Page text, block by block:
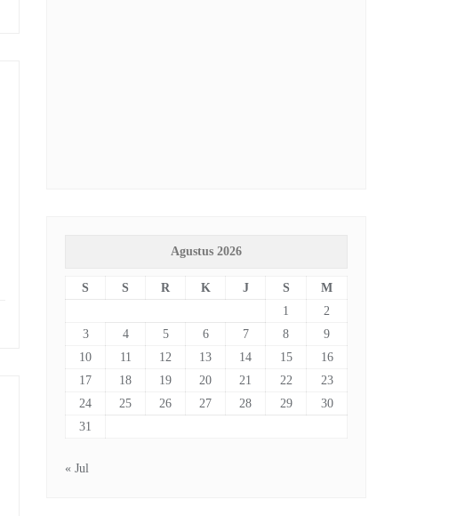
Agustus 2026
S S R K J S
M
1
2
3
4 5 6 7 8
9
10
11 12 13 14 15
16
17
18 19 20 21 22
23
24
25 26 27 28 29
30
31
« Jul